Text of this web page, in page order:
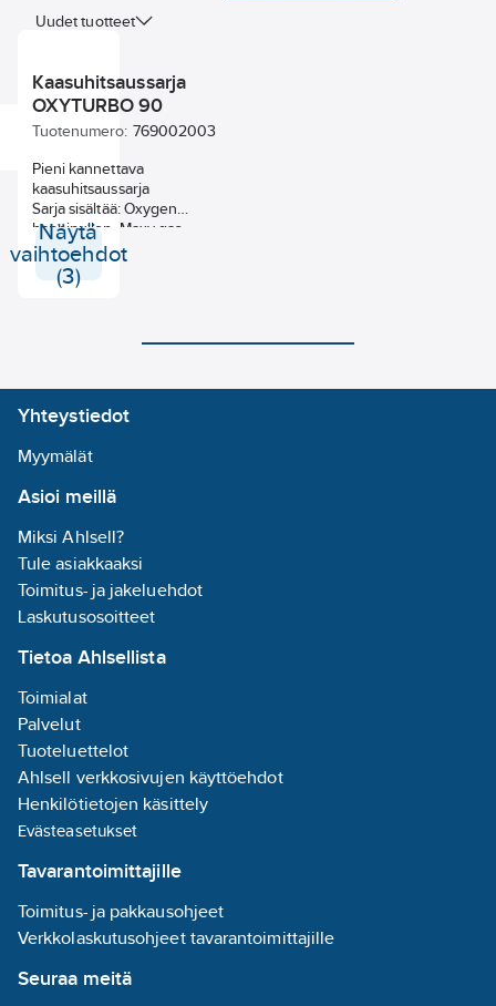
Uudet tuotteet
Kaasuhitsaussarja
OXYTURBO 90
Tuotenumero: 769002003
Pieni kannettava
kaasuhitsaussarja
Sarja sisältää: Oxygen
happipullon, Maxy gas
kaasuseospullon, Mignon
hapen virtaussäätimen ja
juottimen, 2 m letkut,
Näytä
vaihtoehdot
(3)
Yhteystiedot
Myymälät
Asioi meillä
Miksi Ahlsell?
Tule asiakkaaksi
Toimitus- ja jakeluehdot
Laskutusosoitteet
Tietoa Ahlsellista
Toimialat
Palvelut
Tuoteluettelot
Ahlsell verkkosivujen käyttöehdot
Henkilötietojen käsittely
Evästeasetukset
Tavarantoimittajille
Toimitus- ja pakkausohjeet
Verkkolaskutusohjeet tavarantoimittajille
Seuraa meitä